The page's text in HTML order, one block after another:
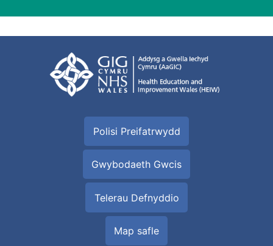
Polisi Preifatrwydd
Gwybodaeth Gwcis
Telerau Defnyddio
Map safle